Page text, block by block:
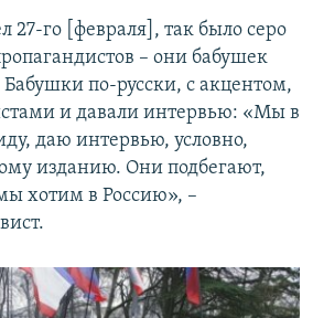
27-го [февраля], так было серо
– они бабушек
по-русски, с акцентом,
и давали интервью: «Мы в
даю интервью, условно,
изданию. Они подбегают,
хотим в Россию», –